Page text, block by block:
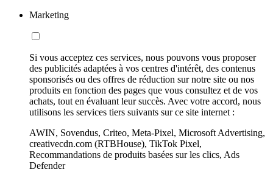
Marketing
Si vous acceptez ces services, nous pouvons vous proposer
des publicités adaptées à vos centres d'intérêt, des contenus
sponsorisés ou des offres de réduction sur notre site ou nos
produits en fonction des pages que vous consultez et de vos
achats, tout en évaluant leur succès. Avec votre accord, nous
utilisons les services tiers suivants sur ce site internet :
AWIN, Sovendus, Criteo, Meta-Pixel, Microsoft Advertising,
creativecdn.com (RTBHouse), TikTok Pixel,
Recommandations de produits basées sur les clics, Ads
Defender